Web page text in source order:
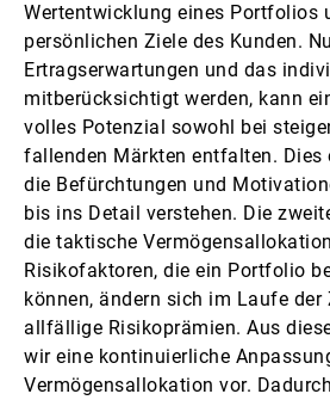
Wertentwicklung eines Portfolios
persönlichen Ziele des Kunden.
Ertragserwartungen und das
mitberücksichtigt werden, kann
volles Potenzial sowohl bei
fallenden Märkten entfalten. Dies
die Befürchtungen und
bis ins Detail verstehen. Die
die taktische
Risikofaktoren, die ein Portfolio
können, ändern sich im Laufe der
allfällige Risikoprämien. Aus
wir eine kontinuierliche
Vermögensallokation vor.